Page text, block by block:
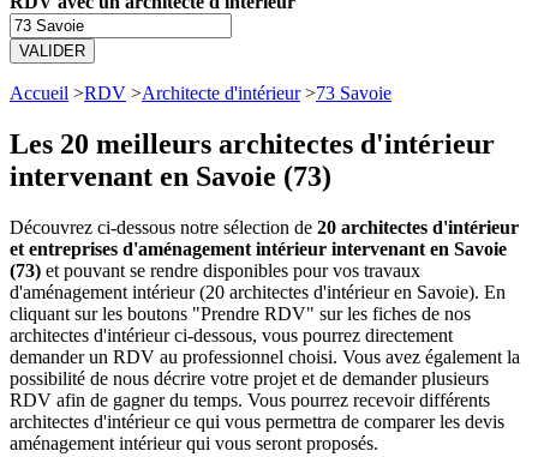
VALIDER
Accueil >RDV >Architecte d'intérieur>73 Savoie
Les 20 meilleurs architectes d'intérieur
intervenant en Savoie (73)
Découvrez ci-dessous notre sélection de 20 architectes d'intérieur
et entreprises d'aménagement intérieur intervenant en Savoie
(73) et pouvant se rendre disponibles pour vos travaux
d'aménagement intérieur (20 architectes d'intérieur en Savoie). En
cliquant sur les boutons "Prendre RDV" sur les fiches de nos
architectes d'intérieur ci-dessous, vous pourrez directement
demander un RDV au professionnel choisi. Vous avez également la
possibilité de nous décrire votre projet et de demander plusieurs
RDV afin de gagner du temps. Vous pourrez recevoir différents
architectes d'intérieur ce qui vous permettra de comparer les devis
aménagement intérieur qui vous seront proposés.